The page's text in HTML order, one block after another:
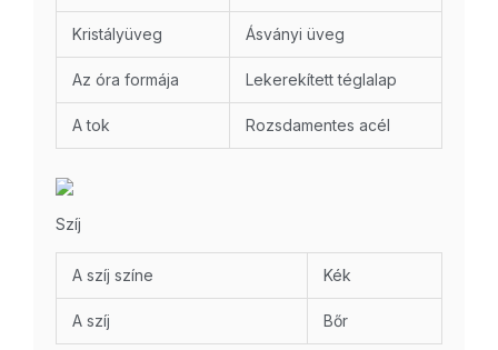
Kristályüveg Ásványi üveg
Az óra formája Lekerekített téglalap
A tok Rozsdamentes acél
Szíj
A szíj színe Kék
A szíj Bőr